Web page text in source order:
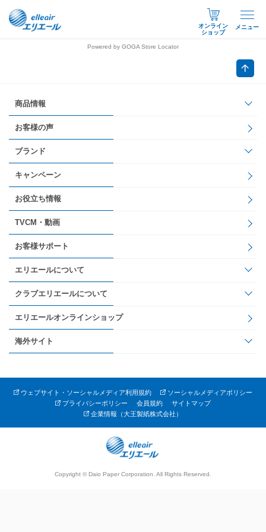
オンライン
ショップ
メニュー
Powered by GOGA Store Locator
商品情報
お客様の声
ブランド
キャンペーン
お役立ち情報
TVCM・動画
お客様サポート
エリエールについて
クラブエリエールについて
エリエールオンラインショップ
海外サイト
ウェブサイト・ソーシャルメディア利用規約
ソーシャルメディアポリシー
プライバシーポリシー
会員規約
サイトマップ
企業情報（大王製紙株式会社）
Copyright © Daio Paper Corporation. All Rights Reserved.